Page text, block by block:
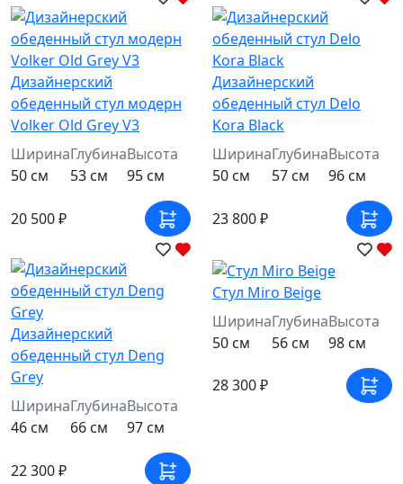
Дизайнерский
обеденный стул модерн
Volker Old Grey V3
Ширина
50 см
Глубина
53 см
Высота
95 см
20 500 ₽
Дизайнерский
обеденный стул Delo
Kora Black
Ширина
50 см
Глубина
57 см
Высота
96 см
23 800 ₽
Дизайнерский
обеденный стул Deng
Grey
Ширина
46 см
Глубина
66 см
Высота
97 см
22 300 ₽
Стул Miro Beige
Ширина
50 см
Глубина
56 см
Высота
98 см
28 300 ₽